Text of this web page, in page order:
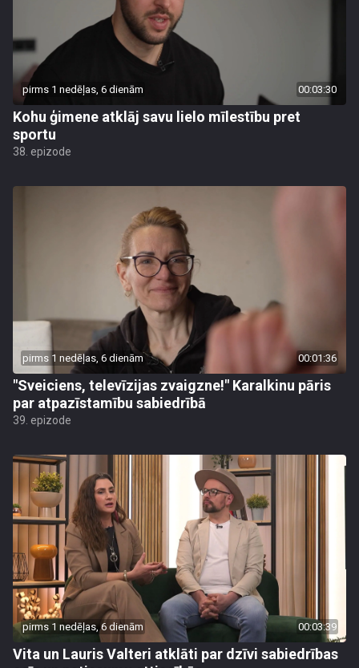
pirms 1 nedēļas, 6 dienām 00:03:30
Kohu ģimene atklāj savu lielo mīlestību pret
sportu
38. epizode
pirms 1 nedēļas, 6 dienām 00:01:36
"Sveiciens, televīzijas zvaigzne!" Karalkinu pāris
par atpazīstamību sabiedrībā
39. epizode
pirms 1 nedēļas, 6 dienām 00:03:39
Vita un Lauris Valteri atklāti par dzīvi sabiedrības